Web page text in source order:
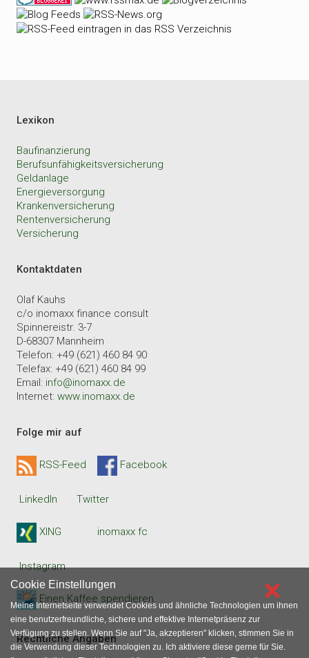
Lexikon
Baufinanzierung
Berufsunfähigkeitsversicherung
Geldanlage
Energieversorgung
Krankenversicherung
Rentenversicherung
Versicherung
Kontaktdaten
Olaf Kauhs
c/o inomaxx finance consult
Spinnereistr. 3-7
D-68307 Mannheim
Telefon: +49 (621) 460 84 90
Telefax: +49 (621) 460 84 99
Email: info@inomaxx.de
Internet: www.inomaxx.de
Folge mir auf
RSS-Feed Facebook
LinkedIn Twitter
XING inomaxx fc
Instagram
Einen Kaffee spendieren
Rechtliche Angaben
×
Cookie Einstellungen
Meine Internetseite verwendet Cookies und ähnliche Technologien um ihnen
eine benutzerfreundliche, sichere und effektive Internetpräsenz zur
Verfügung zu stellen. Wenn Sie auf "Ja, akzeptieren" klicken, stimmen Sie in
die Verwendung dieser Technologien zu. Ich aktiviere diese gerne für Sie.